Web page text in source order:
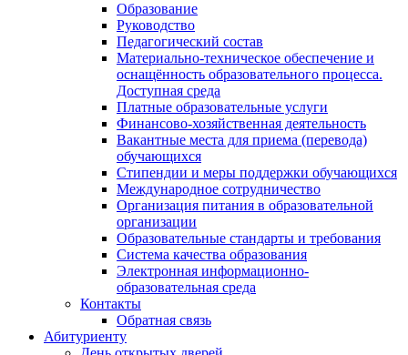
Образование
Руководство
Педагогический состав
Материально-техническое обеспечение и
оснащённость образовательного процесса.
Доступная среда
Платные образовательные услуги
Финансово-хозяйственная деятельность
Вакантные места для приема (перевода)
обучающихся
Стипендии и меры поддержки обучающихся
Международное сотрудничество
Организация питания в образовательной
организации
Образовательные стандарты и требования
Система качества образования
Электронная информационно-
образовательная среда
Контакты
Обратная связь
Абитуриенту